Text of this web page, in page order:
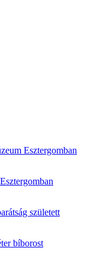
Esztergomban
született
bíborost